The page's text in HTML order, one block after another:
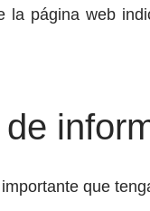
la página web
que